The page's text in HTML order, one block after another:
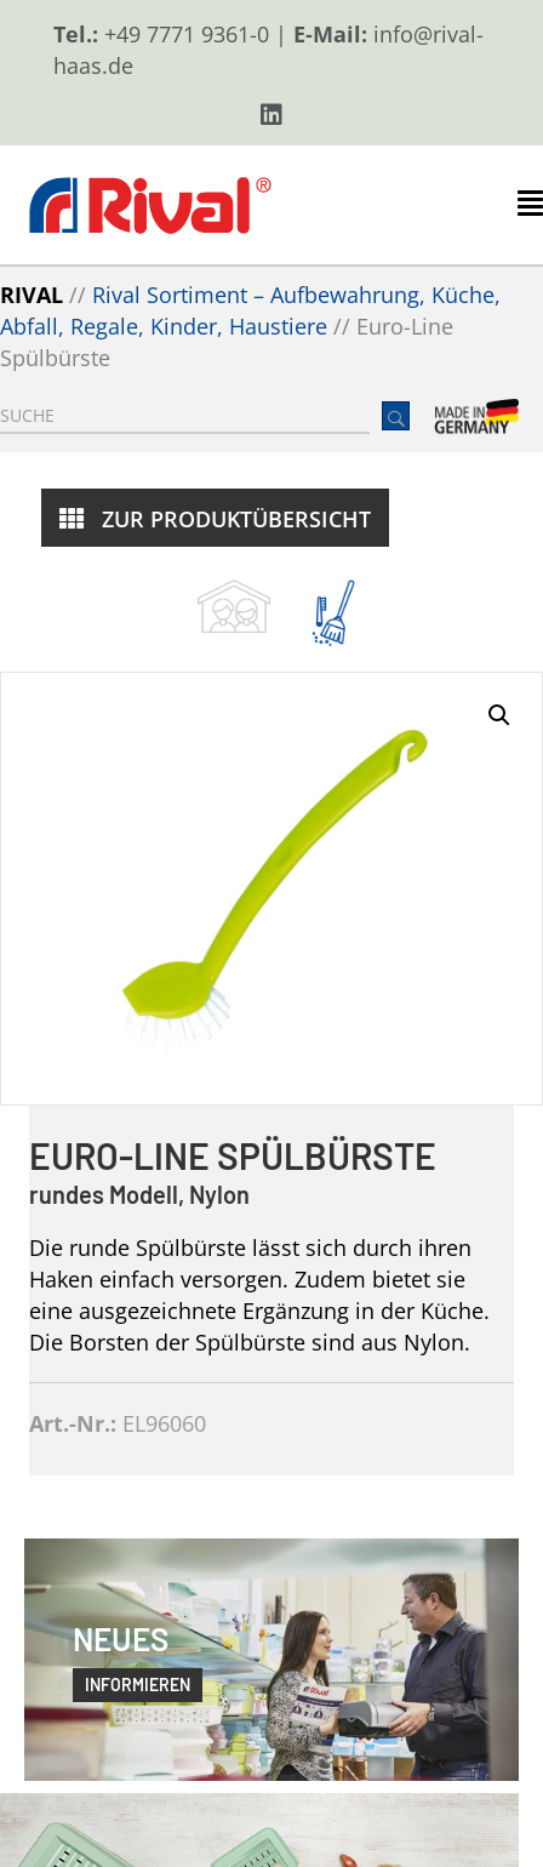
Tel.: +49 7771 9361-0 | E-Mail: info@rival-
haas.de
RIVAL // Rival Sortiment – Aufbewahrung, Küche,
Abfall, Regale, Kinder, Haustiere // Euro-Line
Spülbürste
ZUR PRODUKTÜBERSICHT
EURO-LINE SPÜLBÜRSTE
rundes Modell, Nylon
Die runde Spülbürste lässt sich durch ihren
Haken einfach versorgen. Zudem bietet sie
eine ausgezeichnete Ergänzung in der Küche.
Die Borsten der Spülbürste sind aus Nylon.
Art.-Nr.: EL96060
NEUES
INFORMIEREN